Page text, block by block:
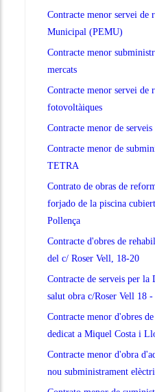
Contracte menor servei de
Municipal (PEMU)
Contracte menor
mercats
Contracte menor servei de
fotovoltàiques
Contracte menor de
Contracte menor de
TETRA
Contrato de obras de
forjado de la piscina
Pollença
Contracte d'obres de
del c/ Roser Vell, 18-20
Contracte de serveis per
salut obra c/Roser Vell 18 -
Contracte menor d'obres
dedicat a Miquel Costa i
Contracte menor d'obra
nou subministrament